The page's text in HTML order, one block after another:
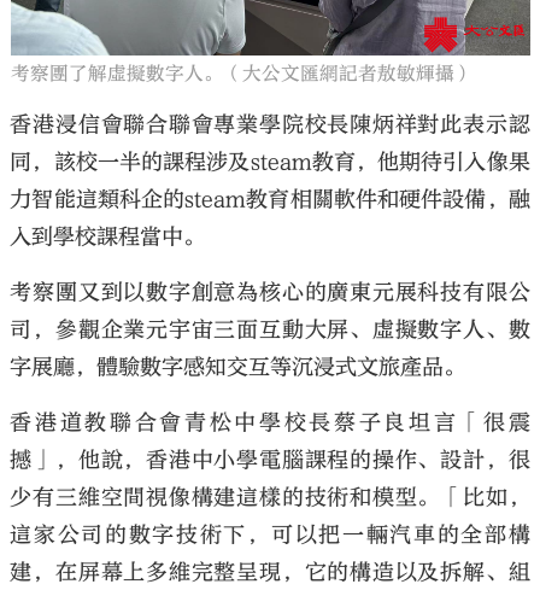
考察團了解虛擬數字人。（大公文匯網記者敖敏輝攝）
香港浸信會聯合聯會專業學院校長陳炳祥對此表示認
同，該校一半的課程涉及steam教育，他期待引入像果
力智能這類科企的steam教育相關軟件和硬件設備，融
入到學校課程當中。
考察團又到以數字創意為核心的廣東元展科技有限公
司，參觀企業元宇宙三面互動大屏、虛擬數字人、數
字展廳，體驗數字感知交互等沉浸式文旅產品。
香港道教聯合會青松中學校長蔡子良坦言「很震
撼」，他說，香港中小學電腦課程的操作、設計，很
少有三維空間視像構建這樣的技術和模型。「比如，
這家公司的數字技術下，可以把一輛汽車的全部構
建，在屏幕上多維完整呈現，它的構造以及拆解、組